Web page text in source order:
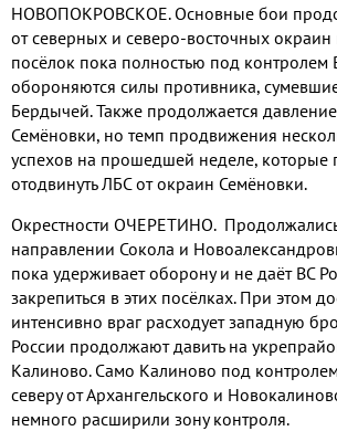
НОВОПОКРОВСКОЕ. Основные бои
от северных и северо-восточных окраин
посёлок пока полностью под контролем
обороняются силы противника, сумевшие
Бердычей. Также продолжается
Семёновки, но темп продвижения
успехов на прошедшей неделе, которые
отодвинуть ЛБС от окраин Семёновки.
Окрестности ОЧЕРЕТИНО.
направлении Сокола и
пока удерживает оборону и не даёт ВС
закрепиться в этих посёлках. При этом
интенсивно враг расходует западную
России продолжают давить на
Калиново. Само Калиново под
северу от Архангельского и
немного расширили зону контроля.